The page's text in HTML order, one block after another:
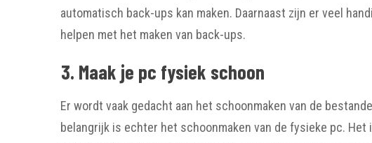
automatisch back-ups kan maken. Daarnaast zijn er veel
helpen met het maken van back-ups.
3. Maak je pc fysiek schoon
Er wordt vaak gedacht aan het schoonmaken van de
belangrijk is echter het schoonmaken van de fysieke pc.